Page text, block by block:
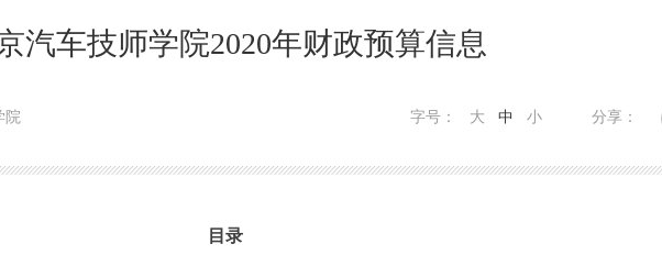
汽车技师学院2020年财政预算信息
院 分享：
字号： 大 中 小
目录